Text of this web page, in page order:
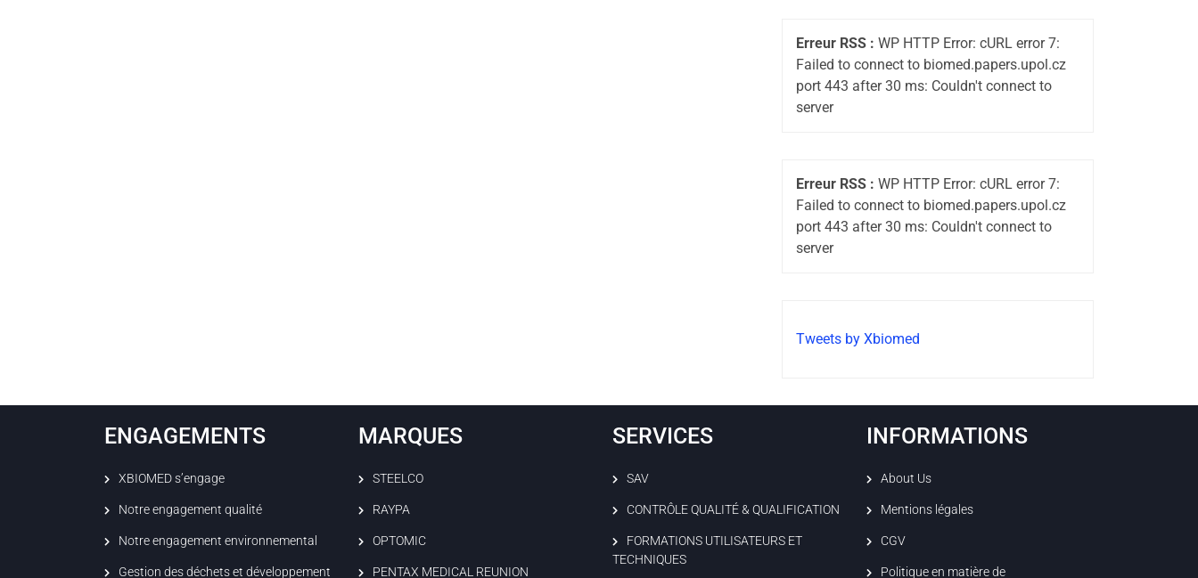
Erreur RSS : WP HTTP Error: cURL error 7:
Failed to connect to biomed.papers.upol.cz
port 443 after 30 ms: Couldn't connect to
server
Erreur RSS : WP HTTP Error: cURL error 7:
Failed to connect to biomed.papers.upol.cz
port 443 after 30 ms: Couldn't connect to
server
Tweets by Xbiomed
ENGAGEMENTS
XBIOMED s’engage
Notre engagement qualité
Notre engagement environnemental
Gestion des déchets et développement
MARQUES
STEELCO
RAYPA
OPTOMIC
PENTAX MEDICAL REUNION
SERVICES
SAV
CONTRÔLE QUALITÉ & QUALIFICATION
FORMATIONS UTILISATEURS ET
TECHNIQUES
INFORMATIONS
About Us
Mentions légales
CGV
Politique en matière de